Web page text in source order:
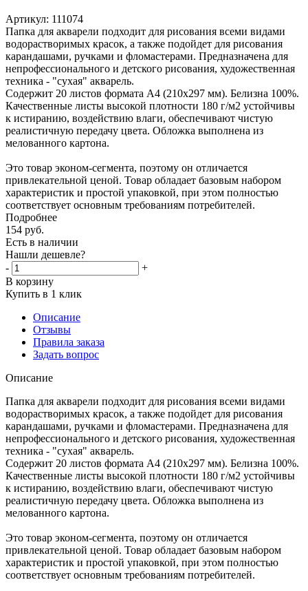
Артикул: 111074
Папка для акварели подходит для рисования всеми видами
водорастворимых красок, а также подойдет для рисования
карандашами, ручками и фломастерами. Предназначена для
непрофессионального и детского рисования, художественная
техника - "сухая" акварель.
Содержит 20 листов формата А4 (210х297 мм). Белизна 100%.
Качественные листы высокой плотности 180 г/м2 устойчивы
к истиранию, воздействию влаги, обеспечивают чистую
реалистичную передачу цвета. Обложка выполнена из
мелованного картона.
Это товар эконом-сегмента, поэтому он отличается
привлекательной ценой. Товар обладает базовым набором
характеристик и простой упаковкой, при этом полностью
соответствует основным требованиям потребителей.
Подробнее
154 руб.
Есть в наличии
Нашли дешевле?
-
+
В корзину
Купить в 1 клик
Описание
Отзывы
Правила заказа
Задать вопрос
Описание
Папка для акварели подходит для рисования всеми видами
водорастворимых красок, а также подойдет для рисования
карандашами, ручками и фломастерами. Предназначена для
непрофессионального и детского рисования, художественная
техника - "сухая" акварель.
Содержит 20 листов формата А4 (210х297 мм). Белизна 100%.
Качественные листы высокой плотности 180 г/м2 устойчивы
к истиранию, воздействию влаги, обеспечивают чистую
реалистичную передачу цвета. Обложка выполнена из
мелованного картона.
Это товар эконом-сегмента, поэтому он отличается
привлекательной ценой. Товар обладает базовым набором
характеристик и простой упаковкой, при этом полностью
соответствует основным требованиям потребителей.